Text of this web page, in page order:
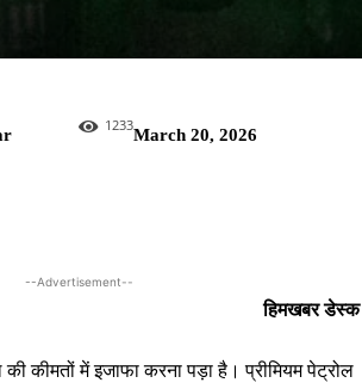
1233
March 20, 2026
--Advertisement--
हिमखबर डेस्क
कीमतों में इजाफा करना पड़ा है। प्रीमियम पेट्रोल